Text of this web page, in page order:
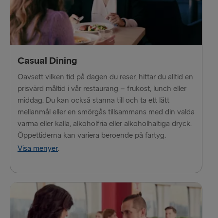
TILL LETTLAND
Nynäshamn → Ventspils
Ventspils → Nynäshamn
RESTEN AV EUROPA
Rosslare → Fishguard
Belfast → Cairnryan
Belfast → Liverpool
Holyhead → Dublin
Travemünde → Liepāja
Casual Dining
Oavsett vilken tid på dagen du reser, hittar du alltid en
prisvärd måltid i vår restaurang – frukost, lunch eller
middag. Du kan också stanna till och ta ett lätt
mellanmål eller en smörgås tillsammans med din valda
varma eller kalla, alkoholfria eller alkoholhaltiga dryck.
Öppettiderna kan variera beroende på fartyg.
Visa menyer.